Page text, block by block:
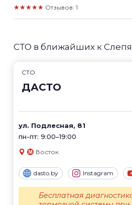
★★★★★ Отзывов: 1
СТО в ближайших к
СТО
ДАСТО
ул. Подлесная, 81
пн-пт: 9:00–19:00
Восток
dasto.by Instagram
Бесплатная